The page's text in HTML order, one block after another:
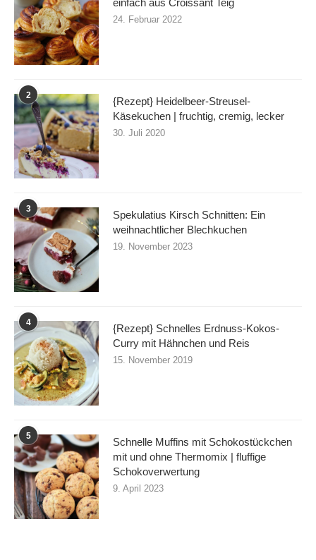
einfach aus Croissant Teig
24. Februar 2022
2
{Rezept} Heidelbeer-Streusel-
Käsekuchen | fruchtig, cremig, lecker
30. Juli 2020
3
Spekulatius Kirsch Schnitten: Ein
weihnachtlicher Blechkuchen
19. November 2023
4
{Rezept} Schnelles Erdnuss-Kokos-
Curry mit Hähnchen und Reis
15. November 2019
5
Schnelle Muffins mit Schokostückchen
mit und ohne Thermomix | fluffige
Schokoverwertung
9. April 2023